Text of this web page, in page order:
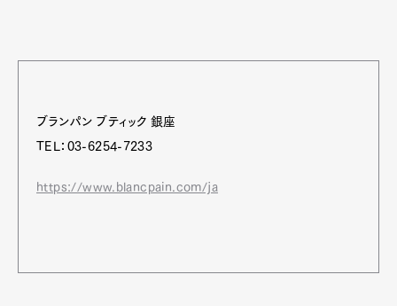
ブランパン ブティック 銀座
TEL：03-6254-7233
https://www.blancpain.com/ja